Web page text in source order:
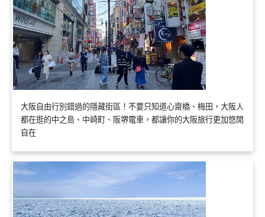
大阪自由行別錯過的隱藏街區！不要只知道心齋橋、梅田，大阪人
都在逛的中之島、中崎町、阪堺電車，都讓你的大阪旅行更加悠閒
自在